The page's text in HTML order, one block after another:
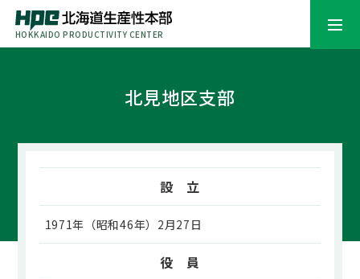
HOKKAIDO PRODUCTIVITY CENTER
北見地区支部
設 立
1971年（昭和46年）2月27日
役 員